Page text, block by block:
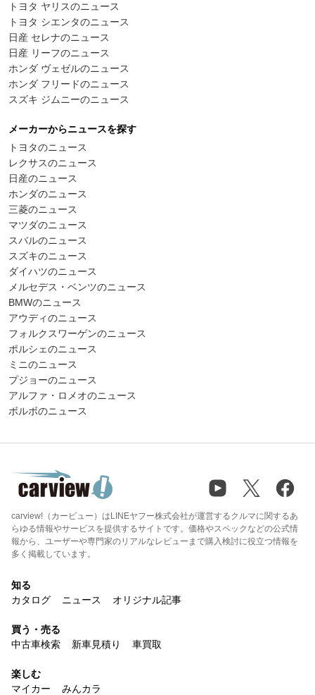
トヨタ ヤリスのニュース
トヨタ シエンタのニュース
日産 セレナのニュース
日産 リーフのニュース
ホンダ ヴェゼルのニュース
ホンダ フリードのニュース
スズキ ジムニーのニュース
メーカーからニュースを探す
トヨタのニュース
レクサスのニュース
日産のニュース
ホンダのニュース
三菱のニュース
マツダのニュース
スバルのニュース
スズキのニュース
ダイハツのニュース
メルセデス・ベンツのニュース
BMWのニュース
アウディのニュース
フォルクスワーゲンのニュース
ポルシェのニュース
ミニのニュース
プジョーのニュース
アルファ・ロメオのニュース
ボルボのニュース
carview!（カービュー）はLINEヤフー株式会社が運営するクルマに関するあ
らゆる情報やサービスを提供するサイトです。価格やスペックなどの公式情
報から、ユーザーや専門家のリアルなレビューまで購入検討に役立つ情報を
多く掲載しています。
知る
カタログ
ニュース オリジナル記事
買う・売る
中古車検索
新車見積り 車買取
楽しむ
マイカー
みんカラ